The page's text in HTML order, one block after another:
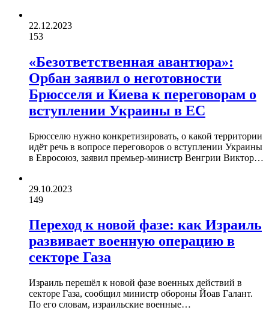
22.12.2023
153
«Безответственная авантюра»:
Орбан заявил о неготовности
Брюсселя и Киева к переговорам о
вступлении Украины в ЕС
Брюсселю нужно конкретизировать, о какой территории
идёт речь в вопросе переговоров о вступлении Украины
в Евросоюз, заявил премьер-министр Венгрии Виктор…
29.10.2023
149
Переход к новой фазе: как Израиль
развивает военную операцию в
секторе Газа
Израиль перешёл к новой фазе военных действий в
секторе Газа, сообщил министр обороны Йоав Галант.
По его словам, израильские военные…